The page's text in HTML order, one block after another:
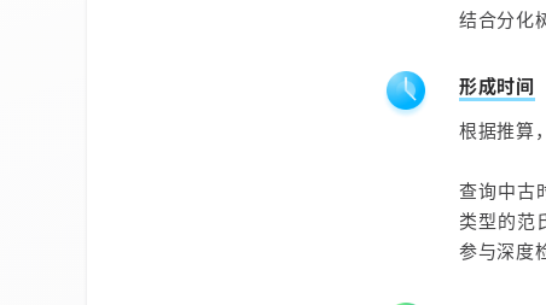
结合分化
形成时间
根据推算，
查询中古
类型的范
参与深度